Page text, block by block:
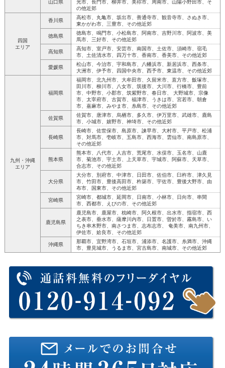
山口県
光市、長門市、柳井市、美祢市、周南市、山陽小野田市、そ
の他近郊
四国
エリア
香川県
高松市、丸亀市、坂出市、善通寺市、観音寺市、さぬき市、
東かがわ市、三豊市、その他近郊
徳島県
徳島市、鳴門市、小松島市、阿南市、吉野川市、阿波市、美
馬市、三好市、その他近郊
高知県
高知市、室戸市、安芸市、南国市、土佐市、須崎市、宿毛
市、土佐清水市、四万十市、香南市、香美市、その他近郊
愛媛県
松山市、今治市、宇和島市、八幡浜市、新居浜市、西条市、
大洲市、伊予市、四国中央市、西予市、東温市、その他近郊
九州・沖縄
エリア
福岡県
福岡市、北九州市、大牟田市、久留米市、直方市、飯塚市、
田川市、柳川市、八女市、筑後市、大川市、行橋市、豊前
市、中野市、小郡市、筑紫野市、春日市、 大野城市、宗像
市、太宰府市、古賀市、福津市、うきは市、宮若市、朝倉
市、嘉麻市、みやま市、糸島市、その他近郊
佐賀県
佐賀市、唐津市、烏栖市、多久市、伊万里市、武雄市、鹿島
市、小城市、嬉野市、神埼市、その他近郊
長崎県
長崎市、佐世保市、島原市、諫早市、大村市、平戸市、松浦
市、対馬市、壱岐市、五島市、西海市、雲仙市、南島原市、
その他近郊
熊本県
熊本市、八代市、人吉市、荒尾市、水俣市、玉名市、山鹿
市、菊池市、宇土市、上天草市、宇城市、阿蘇市、天草市、
合志市、その他近郊
大分県
大分市、別府市、中津市、日田市、佐伯市、臼杵市、津久見
市、竹田市、豊後高田市、杵築市、宇佐市、豊後大野市、由
布市、国東市、その他近郊
宮崎県
宮崎市、都城市、延岡市、日南市、小林市、日向市、串間
市、西都市、えびの市、その他近郊
鹿児島県
鹿児島市、鹿屋市、枕崎市、阿久根市、出水市、指宿市、西
之表市、垂水市、薩摩川内市、日置市、曽於市、霧島市、い
ちき串木野市、南さつま市、志布志市、 奄美市、南九州市、
伊佐市、姶良市、その他近郊
沖縄県
那覇市、宜野湾市、石垣市、浦添市、名護市、糸満市、沖縄
市、豊見城市、うるま市、宮古島市、南城市、その他近郊